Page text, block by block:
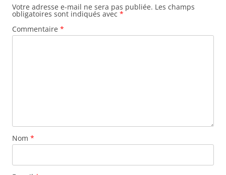
Votre adresse e-mail ne sera pas publiée. Les champs
obligatoires sont indiqués avec *
Commentaire *
Nom *